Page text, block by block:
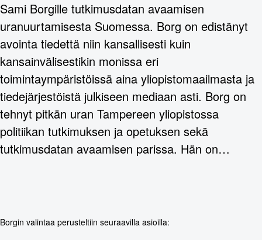
Sami Borgille tutkimusdatan avaamisen
uranuurtamisesta Suomessa. Borg on edistänyt
avointa tiedettä niin kansallisesti kuin
kansainvälisestikin monissa eri
toimintaympäristöissä aina yliopistomaailmasta ja
tiedejärjestöistä julkiseen mediaan asti. Borg on
tehnyt pitkän uran Tampereen yliopistossa
politiikan tutkimuksen ja opetuksen sekä
tutkimusdatan avaamisen parissa. Hän on…
Borgin valintaa perusteltiin seuraavilla asioilla: